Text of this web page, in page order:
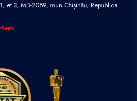
et.3, MD-2059, mun.Chișinău, Republica